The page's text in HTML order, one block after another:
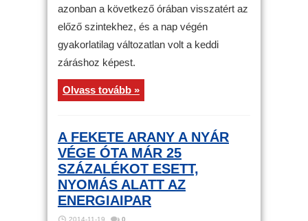
azonban a következő órában visszatért az
előző szintekhez, és a nap végén
gyakorlatilag változatlan volt a keddi
záráshoz képest.
Olvass tovább »
A FEKETE ARANY A NYÁR
VÉGE ÓTA MÁR 25
SZÁZALÉKOT ESETT,
NYOMÁS ALATT AZ
ENERGIAIPAR
2014-11-19 0